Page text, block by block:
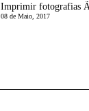
08 de Maio, 2017